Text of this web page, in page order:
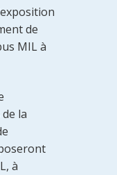
de
MIL à
la
à